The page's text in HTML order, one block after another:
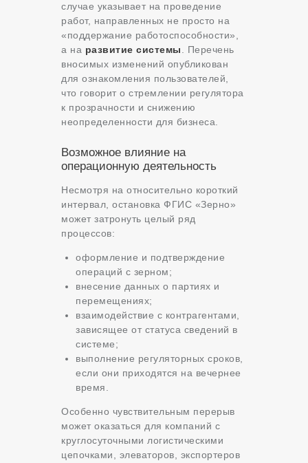
случае указывает на проведение
работ, направленных не просто на
«поддержание работоспособности»,
а на развитие системы . Перечень
вносимых изменений опубликован
для ознакомления пользователей,
что говорит о стремлении регулятора
к прозрачности и снижению
неопределенности для бизнеса.
Возможное влияние на
операционную деятельность
Несмотря на относительно короткий
интервал, остановка ФГИС «Зерно»
может затронуть целый ряд
процессов:
оформление и подтверждение
операций с зерном;
внесение данных о партиях и
перемещениях;
взаимодействие с контрагентами,
зависящее от статуса сведений в
системе;
выполнение регуляторных сроков,
если они приходятся на вечернее
время.
Особенно чувствительным перерыв
может оказаться для компаний с
круглосуточными логистическими
цепочками, элеваторов, экспортеров